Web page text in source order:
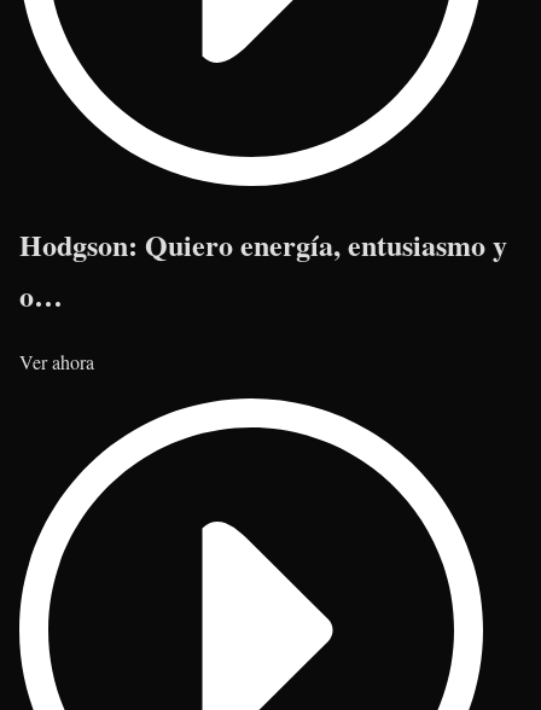
Hodgson: Quiero energía, entusiasmo y
o…
Ver ahora